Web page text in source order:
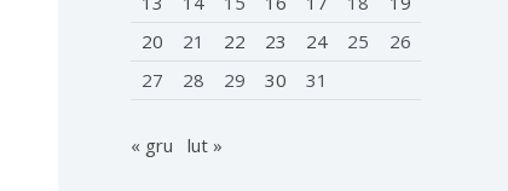
20
21 22 23 24 25
26
27
28 29 30 31
« gru lut »